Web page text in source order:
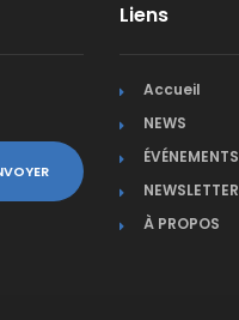
Liens
Accueil
NEWS
ÉVÉNEMENTS
NEWSLETTER
À PROPOS